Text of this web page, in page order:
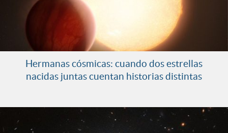
Hermanas cósmicas: cuando dos estrellas
nacidas juntas cuentan historias distintas